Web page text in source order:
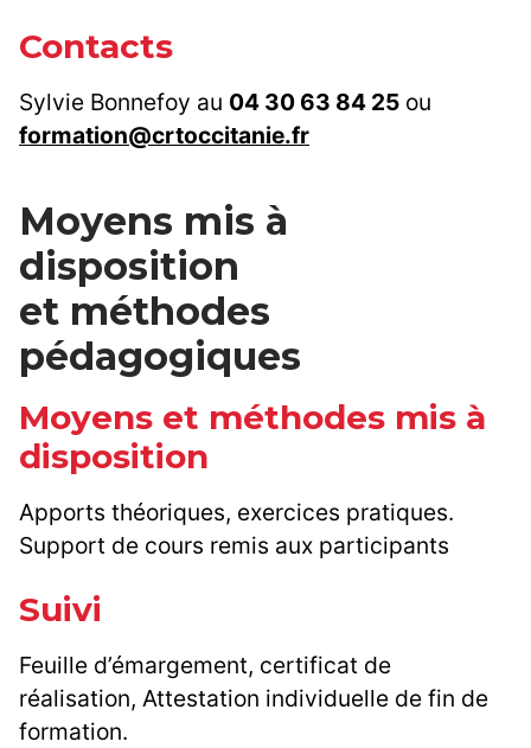
Contacts
Sylvie Bonnefoy au 04 30 63 84 25 ou
formation@crtoccitanie.fr
Moyens mis à
disposition
et méthodes
pédagogiques
Moyens et méthodes mis à
disposition
Apports théoriques, exercices pratiques.
Support de cours remis aux participants
Suivi
Feuille d’émargement, certificat de
réalisation, Attestation individuelle de fin de
formation.